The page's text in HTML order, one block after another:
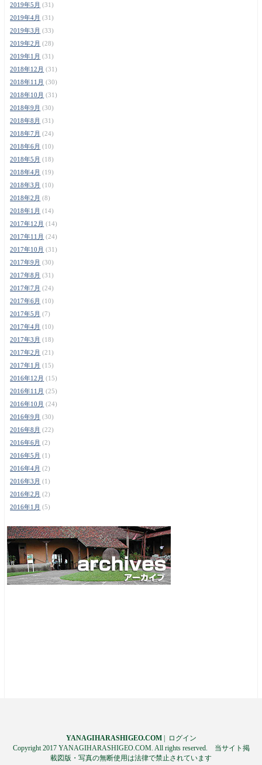
2019年5月 (31)
2019年4月 (31)
2019年3月 (33)
2019年2月 (28)
2019年1月 (31)
2018年12月 (31)
2018年11月 (30)
2018年10月 (31)
2018年9月 (30)
2018年8月 (31)
2018年7月 (24)
2018年6月 (10)
2018年5月 (18)
2018年4月 (19)
2018年3月 (10)
2018年2月 (8)
2018年1月 (14)
2017年12月 (14)
2017年11月 (24)
2017年10月 (31)
2017年9月 (30)
2017年8月 (31)
2017年7月 (24)
2017年6月 (10)
2017年5月 (7)
2017年4月 (10)
2017年3月 (18)
2017年2月 (21)
2017年1月 (15)
2016年12月 (15)
2016年11月 (25)
2016年10月 (24)
2016年9月 (30)
2016年8月 (22)
2016年6月 (2)
2016年5月 (1)
2016年4月 (2)
2016年3月 (1)
2016年2月 (2)
2016年1月 (5)
YANAGIHARASHIGEO.COM|
ログイン
Copyright 2017 YANAGIHARASHIGEO.COM. All rights reserved. 当サイト掲
載図版・写真の無断使用は法律で禁止されています